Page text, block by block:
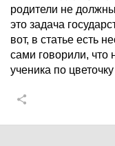
родители не
это задача
вот, в статье есть
сами говорили, что
ученика по